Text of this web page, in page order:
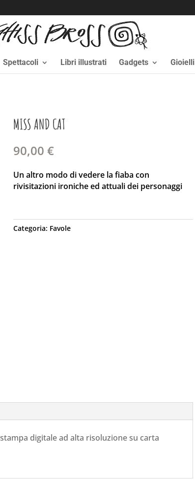
Spettacoli Libri illustrati Gadgets Gioielli
MISS AND CAT
90,00 €
Un altro modo di vedere la fiaba con
rivisitazioni ironiche ed attuali dei personaggi
Categoria: Favole
digitale ad alta risoluzione su carta